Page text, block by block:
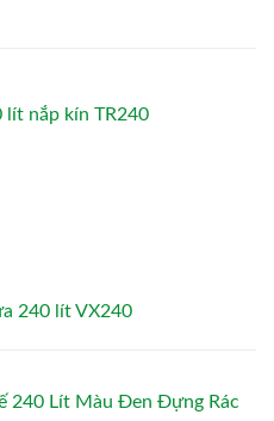
lít nắp kín TR240
240 lít VX240
240 Lít Màu Đen Đựng Rác